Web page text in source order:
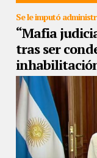
Se le imputó
“Mafia
tras ser